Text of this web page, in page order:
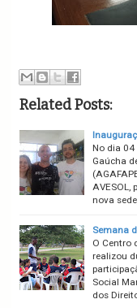
Related Posts:
No dia 04
Gaúcha
AVESOL,
nova
Semana
O Centro
realizou
Social
dos